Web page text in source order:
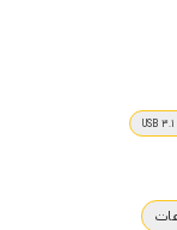
USB 3.1